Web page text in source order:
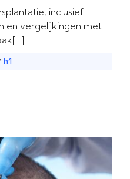
inclusief
en vergelijkingen met
h1